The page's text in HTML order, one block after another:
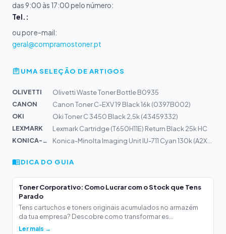
das 9:00 às 17:00 pelo número:
Tel.:
ou por e-mail:
geral@compramostoner.pt
UMA SELEÇÃO DE ARTIGOS
OLIVETTI
Olivetti Waste Toner Bottle B0935
CANON
Canon Toner C-EXV 19 Black 16k (0397B002)
OKI
Oki Toner C 3450 Black 2,5k (43459332)
LEXMARK
Lexmark Cartridge (T650H11E) Return Black 25k HC
KONICA-MIN...
DICA DO GUIA
Toner Corporativo: Como Lucrar com o Stock que Tens
Parado
Tens cartuchos e toners originais acumulados no armazém
da tua empresa? Descobre como transformar es...
Ler mais →